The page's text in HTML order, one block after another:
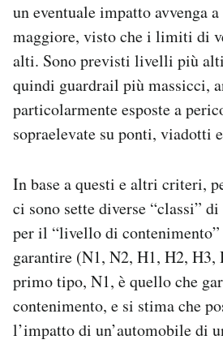
un eventuale impatto avvenga
maggiore, visto che i limiti di
alti. Sono previsti livelli più
quindi guardrail più massicci,
particolarmente esposte a
sopraelevate su ponti, viadotti
In base a questi e altri criteri,
ci sono sette diverse “classi”
per il “livello di contenimento”
garantire (N1, N2, H1, H2,
primo tipo, N1, è quello che
contenimento, e si stima che
l’impatto di un’automobile di